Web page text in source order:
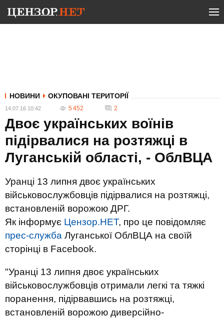
НОВИНИ ОКУПОВАНІ ТЕРИТОРІЇ
14.07.16 10:42 5 452 2
Двоє українських воїнів
підірвалися на розтяжці в
Луганській області, - ОблВЦА
Уранці 13 липня двоє українських
військовослужбовців підірвалися на розтяжці,
встановленій ворожою ДРГ.
Як інформує Цензор.НЕТ, про це повідомляє
прес-служба Луганської ОблВЦА на своїй
сторінці в Facebook.
"Уранці 13 липня двоє українських
військовослужбовців отримали легкі та тяжкі
поранення, підірвавшись на розтяжці,
встановленій ворожою диверсійно-